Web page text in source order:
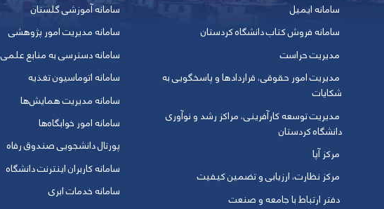
سامانه ایمیل
سامانه فروش کتاب دانشگاه کردستان
مدیریت حراست
مدیریت امور حقوقی، قراردادها و پاسخگویی به
شکایات
مدیریت توسعه کارآفرینی، مراکز رشد و نوآوری
دانشگاه کردستان
مرکز آپا
مرکز نظارت، ارزیابی و تضمین کیفیت
دفتر ارتباط با جامعه و صنعت
سامانه آموزشی گلستان
سامانه مدیریت امور پژوهشی
سامانه دسترسی به منابع علمی
سامانه اتوماسیون تغذیه
سامانه مدیریت همایش‌ها
سامانه امور خوابگاه‌ها
پورتال دانشجویی صندوق رفاه
سامانه کاربران اینترنت دانشگاه
سامانه خدمات ابری